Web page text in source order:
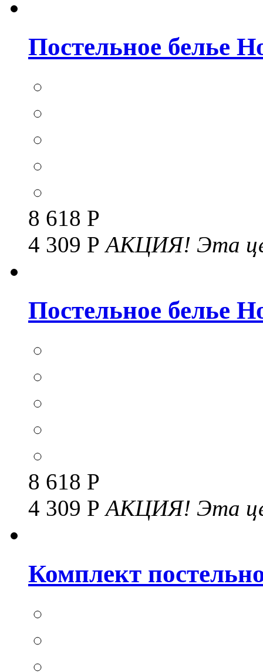
Постельное белье
8 618 Р
4 309 РАКЦИЯ! Эта
Постельное белье
8 618 Р
4 309 РАКЦИЯ! Эта
Комплект